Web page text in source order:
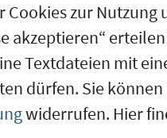
zur Nutzung
akzeptieren“
Textdateien mit
dürfen. Sie
widerrufen. Hier